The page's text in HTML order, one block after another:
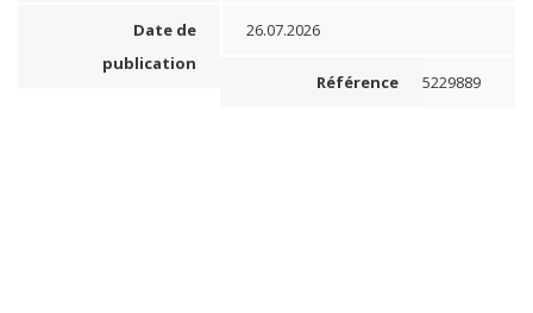
Date de
publication
26.07.2026
Référence 5229889